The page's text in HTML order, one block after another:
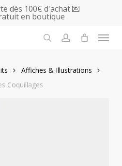
dès 100€ d'achat 💌
en boutique
Menu
Affiches & Illustrations
Coquillages